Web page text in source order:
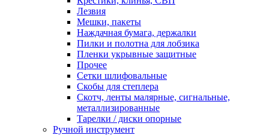
Лезвия
Мешки, пакеты
Наждачная бумага, держалки
Пилки и полотна для лобзика
Пленки укрывные защитные
Прочее
Сетки шлифовальные
Скобы для степлера
Скотч, ленты малярные, сигнальные,
металлизированные
Тарелки / диски опорные
Ручной инструмент